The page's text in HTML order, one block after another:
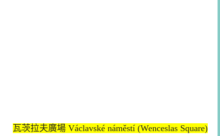
瓦茨拉夫廣場 Václavské náměstí (Wenceslas Square)